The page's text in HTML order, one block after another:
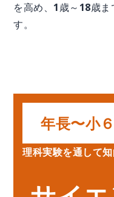
を高め、1歳～18歳
す。
年長〜小６
理科実験を通して